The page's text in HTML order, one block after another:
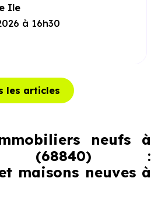
Ile
à 16h30
les articles
neufs à
(68840) :
maisons neuves à